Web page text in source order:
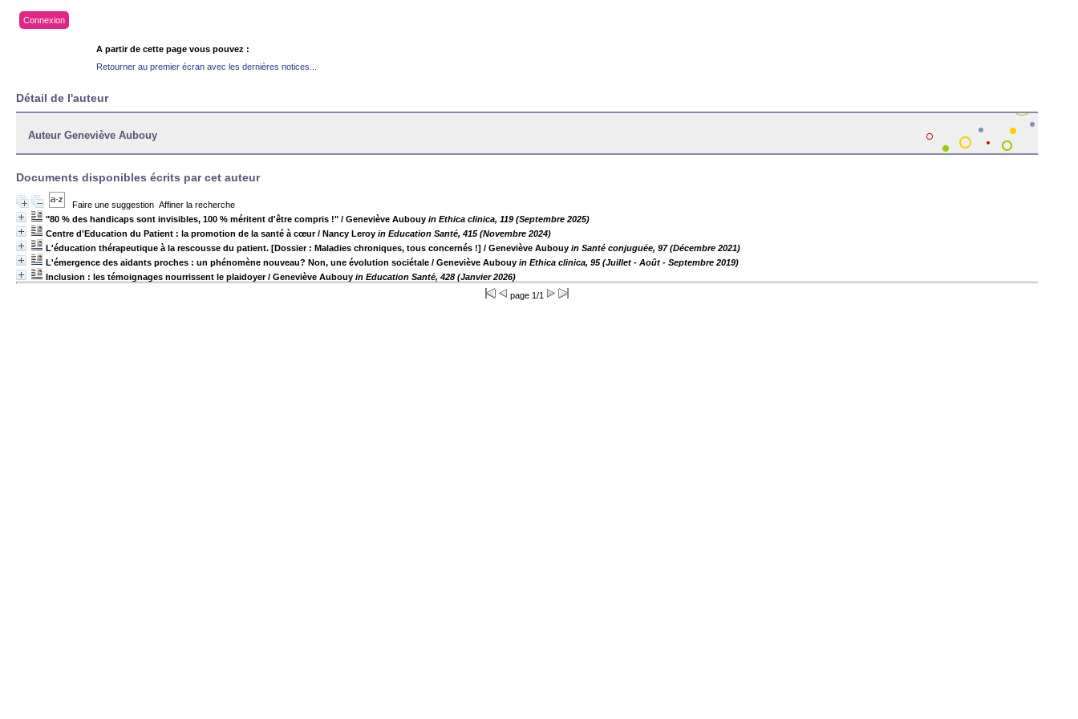
Connexion
A partir de cette page vous pouvez :
Retourner au premier écran avec les dernières notices...
Détail de l'auteur
Auteur Geneviève Aubouy
Documents disponibles écrits par cet auteur
Faire une suggestion Affiner la recherche
"80 % des handicaps sont invisibles, 100 % méritent d'être compris !" / Geneviève Aubouy in Ethica clinica, 119 (Septembre 2025)
Centre d'Education du Patient : la promotion de la santé à cœur/ Nancy Leroy in Education Santé, 415 (Novembre 2024)
L'éducation thérapeutique à la rescousse du patient. [Dossier : Maladies chroniques, tous concernés !] / Geneviève Aubouy in Santé conjuguée, 97 (Décembre 2021)
L'émergence des aidants proches : un phénomène nouveau? Non, une évolution sociétale / Geneviève Aubouy in Ethica clinica, 95 (Juillet - Août - Septembre 2019)
Inclusion : les témoignages nourrissent le plaidoyer/ Geneviève Aubouy in Education Santé, 428 (Janvier 2026)
page 1/1